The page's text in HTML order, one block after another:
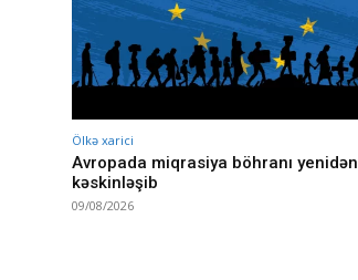
Ölkə xarici
Avropada miqrasiya böhranı yenidən
kəskinləşib
09/08/2026